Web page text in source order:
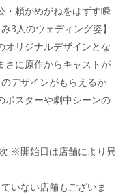
・頼がめがねをはずす瞬
3人のウェディング姿】
オリジナルデザインとな
さに原作からキャストが
デザインがもらえるか
ポスターや劇中シーンの
※開始日は店舗により異
いない店舗もございま